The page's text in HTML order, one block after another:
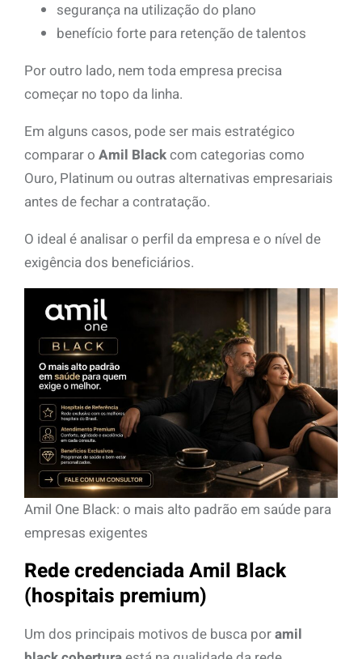
segurança na utilização do plano
benefício forte para retenção de talentos
Por outro lado, nem toda empresa precisa
começar no topo da linha.
Em alguns casos, pode ser mais estratégico
comparar o Amil Blackcom categorias como
Ouro, Platinum ou outras alternativas empresariais
antes de fechar a contratação.
O ideal é analisar o perfil da empresa e o nível de
exigência dos beneficiários.
Amil One Black: o mais alto padrão em saúde para
empresas exigentes
Rede credenciada Amil Black
(hospitais premium)
Um dos principais motivos de busca poramil